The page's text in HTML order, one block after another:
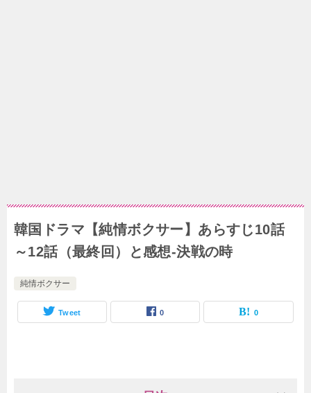
韓国ドラマ【純情ボクサー】あらすじ10話
～12話（最終回）と感想-決戦の時
純情ボクサー
Tweet 0 0